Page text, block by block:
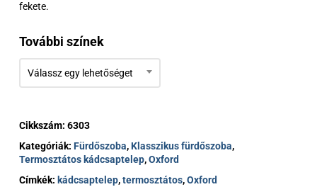
fekete.
További színek
Válassz egy lehetőséget
Cikkszám: 6303
Kategóriák: Fürdőszoba,Klasszikus fürdőszoba,
Termosztátos kádcsaptelep,Oxford
Címkék: kádcsaptelep,termosztátos,Oxford